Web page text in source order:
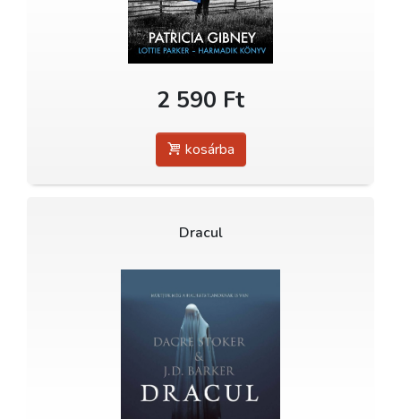
2 590 Ft
kosárba
Dracul